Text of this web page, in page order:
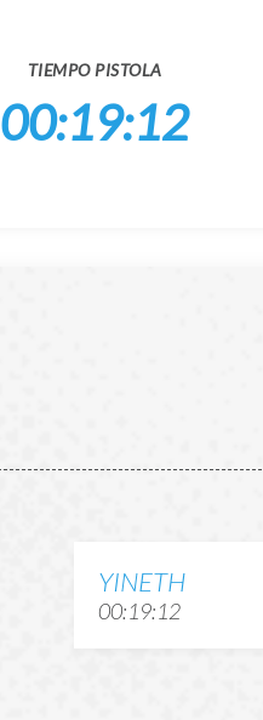
TIEMPO PISTOLA
00:19:12
YINETH
00:19:12